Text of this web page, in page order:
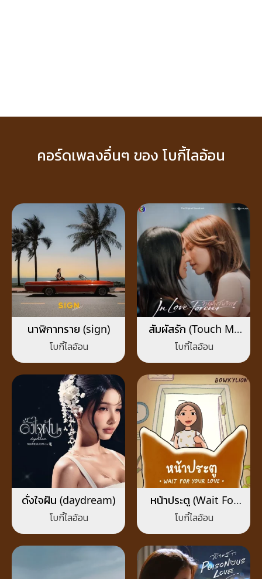
คอร์ดเพลงอื่นๆ ของ โบกี้ไลอ้อน
นาฬิกาทราย (sign)
โบกี้ไลอ้อน
สัมผัสรัก (Touch My
Heart )
โบกี้ไลอ้อน
ดั่งใจฝัน (daydream)
โบกี้ไลอ้อน
หน้าประตู (Wait For
Your Love)
โบกี้ไลอ้อน